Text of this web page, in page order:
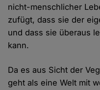
nicht-menschlicher
zufügt, dass sie der
und dass sie überaus
kann.
Da es aus Sicht der
geht als eine Welt mit